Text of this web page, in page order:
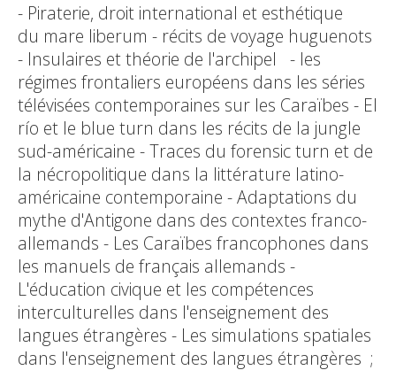
- Piraterie, droit international et esthétique
du mare liberum - récits de voyage huguenots
- Insulaires et théorie de l'archipel - les
régimes frontaliers européens dans les séries
télévisées contemporaines sur les Caraïbes - El
río et le blue turn dans les récits de la jungle
sud-américaine - Traces du forensic turn et de
la nécropolitique dans la littérature latino-
américaine contemporaine - Adaptations du
mythe d'Antigone dans des contextes franco-
allemands - Les Caraïbes francophones dans
les manuels de français allemands -
L'éducation civique et les compétences
interculturelles dans l'enseignement des
langues étrangères - Les simulations spatiales
dans l'enseignement des langues étrangères ;